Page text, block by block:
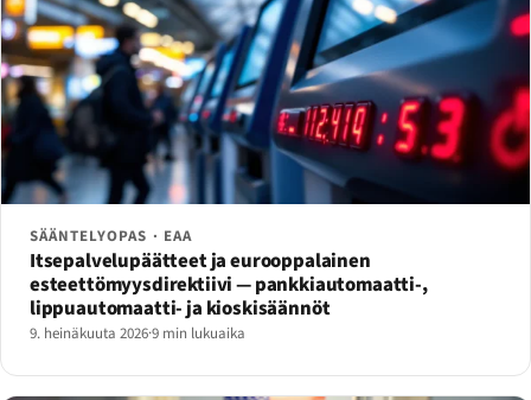
SÄÄNTELYOPAS · EAA
Itsepalvelupäätteet ja eurooppalainen
esteettömyysdirektiivi — pankkiautomaatti-,
lippuautomaatti- ja kioskisäännöt
9. heinäkuuta 2026·9 min lukuaika